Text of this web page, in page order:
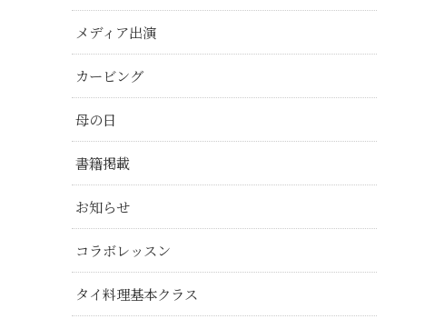
メディア出演
カービング
母の日
書籍掲載
お知らせ
コラボレッスン
タイ料理基本クラス